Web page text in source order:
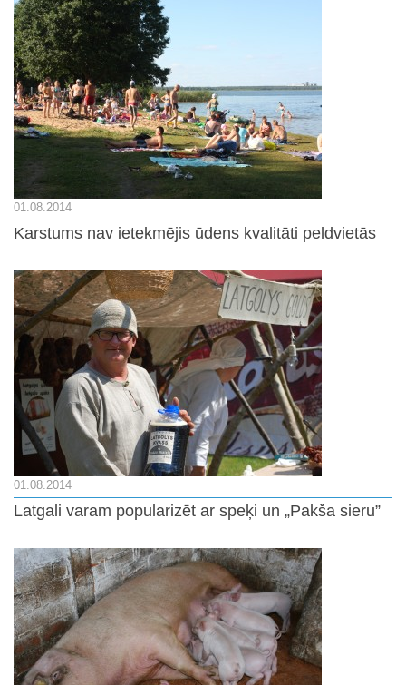
01.08.2014
Karstums nav ietekmējis ūdens kvalitāti peldvietās
01.08.2014
Latgali varam popularizēt ar speķi un „Pakša sieru”